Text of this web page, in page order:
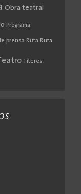
Obra teatral
Programa
prensa Ruta Ruta
Títeres